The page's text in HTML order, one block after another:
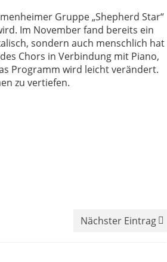
Gruppe „Shepherd Star“
Im November fand bereits ein
sondern auch menschlich hat
Chors in Verbindung mit Piano,
Programm wird leicht verändert.
zu vertiefen.
Nächster Eintrag